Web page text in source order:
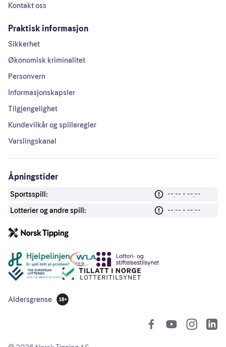
Kontakt oss
Praktisk informasjon
Sikkerhet
Økonomisk kriminalitet
Personvern
Informasjonskapsler
Tilgjengelighet
Kundevilkår og spilleregler
Varslingskanal
Åpningstider
Sportsspill:
--:-- - --:--
Lotterier og andre spill:
--:-- - --:--
Andre lenker
Aldersgrense
18 år